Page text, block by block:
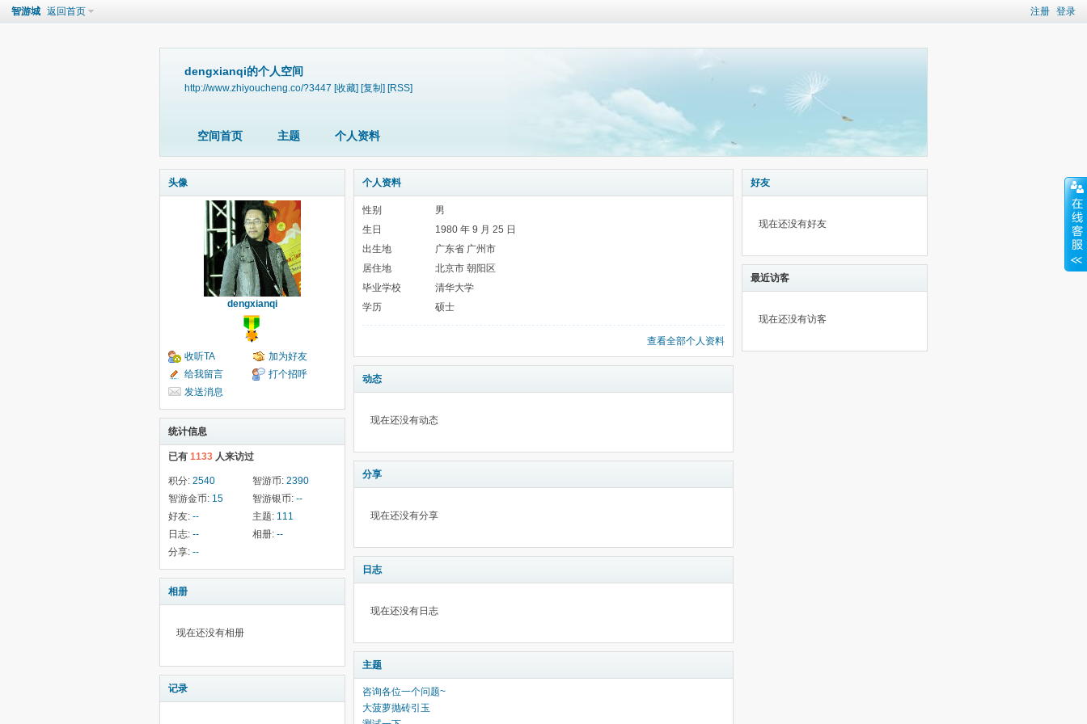
注册 登录
智游城 返回首页
dengxianqi的个人空间
http://www.zhiyoucheng.co/?3447 [收藏] [复制] [RSS]
空间首页 主题 个人资料
头像
dengxianqi
收听TA
加为好友
给我留言
打个招呼
发送消息
统计信息
已有 1133 人来访过
积分: 2540 智游币: 2390
智游金币: 15 智游银币: --
好友: -- 主题: 111
日志: -- 相册: --
分享: --
相册
现在还没有相册
记录
个人资料
性别
男
生日
1980 年 9 月 25 日
出生地
广东省 广州市
居住地
北京市 朝阳区
毕业学校
清华大学
学历
硕士
查看全部个人资料
动态
现在还没有动态
分享
现在还没有分享
日志
现在还没有日志
主题
咨询各位一个问题~
大菠萝抛砖引玉
好友
现在还没有好友
最近访客
现在还没有访客